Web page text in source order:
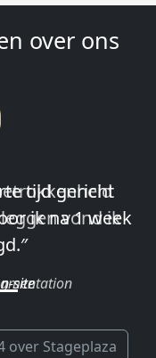
over ons
vond ik
over Stageplaza